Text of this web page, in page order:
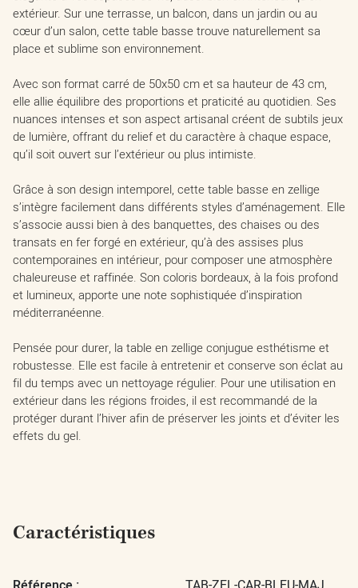
extérieur. Sur une terrasse, un balcon, dans un jardin ou au
cœur d’un salon, cette table basse trouve naturellement sa
place et sublime son environnement.
Avec son format carré de 50x50 cm et sa hauteur de 43 cm,
elle allie équilibre des proportions et praticité au quotidien. Ses
nuances intenses et son aspect artisanal créent de subtils jeux
de lumière, offrant du relief et du caractère à chaque espace,
qu’il soit ouvert sur l’extérieur ou plus intimiste.
Grâce à son design intemporel, cette table basse en zellige
s’intègre facilement dans différents styles d’aménagement. Elle
s’associe aussi bien à des banquettes, des chaises ou des
transats en fer forgé en extérieur, qu’à des assises plus
contemporaines en intérieur, pour composer une atmosphère
chaleureuse et raffinée. Son coloris bordeaux, à la fois profond
et lumineux, apporte une note sophistiquée d’inspiration
méditerranéenne.
Pensée pour durer, la table en zellige conjugue esthétisme et
robustesse. Elle est facile à entretenir et conserve son éclat au
fil du temps avec un nettoyage régulier. Pour une utilisation en
extérieur dans les régions froides, il est recommandé de la
protéger durant l’hiver afin de préserver les joints et d’éviter les
effets du gel.
Caractéristiques